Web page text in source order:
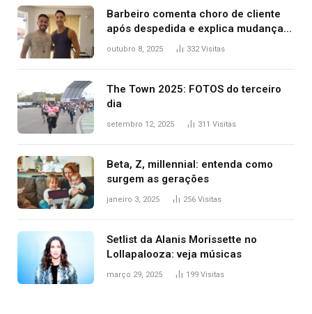
Barbeiro comenta choro de cliente
após despedida e explica mudança
para o TO: ‘Não esperava atingir
outubro 8, 2025 332Visitas
The Town 2025: FOTOS do terceiro
dia
setembro 12, 2025 311 Visitas
Beta, Z, millennial: entenda como
surgem as gerações
janeiro 3, 2025 256 Visitas
Setlist da Alanis Morissette no
Lollapalooza: veja músicas
março 29, 2025 199 Visitas